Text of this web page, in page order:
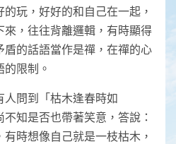
玩，好好的和自己在一起，
來，往往背離邏輯，有時顯得
盾的話語當作是禪，在禪的心
限制。
人問到「枯木逢春時如
知是否也帶著笑意，答說：
有時想像自己就是一枝枯木，